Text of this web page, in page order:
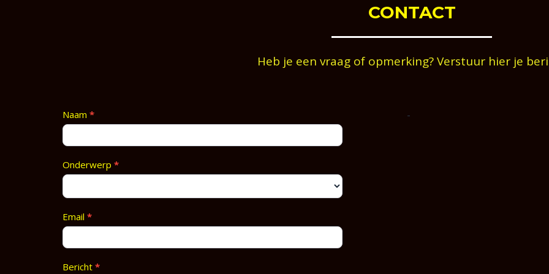
CONTACT
Heb je een vraag of opmerking? Verstuur hier je
Contact
Naam *
Onderwerp *
Email *
Bericht *
-